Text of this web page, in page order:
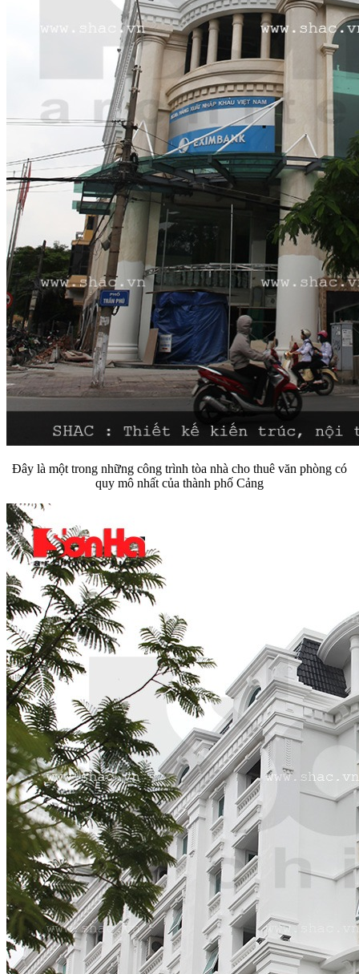
Đây là một trong những công trình tòa nhà cho thuê văn phòng có
quy mô nhất của thành phố Cảng